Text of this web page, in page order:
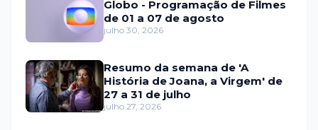
Globo - Programação de Filmes
de 01 a 07 de agosto
julho 30, 2026
Resumo da semana de 'A
História de Joana, a Virgem' de
27 a 31 de julho
julho 27, 2026